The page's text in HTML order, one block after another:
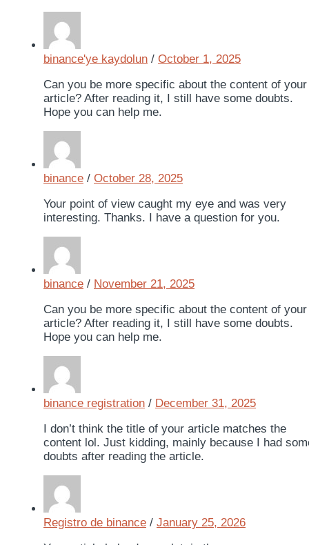
binance'ye kaydolun / October 1, 2025
Can you be more specific about the content of your
article? After reading it, I still have some doubts.
Hope you can help me.
binance / October 28, 2025
Your point of view caught my eye and was very
interesting. Thanks. I have a question for you.
binance / November 21, 2025
Can you be more specific about the content of your
article? After reading it, I still have some doubts.
Hope you can help me.
binance registration / December 31, 2025
I don’t think the title of your article matches the
content lol. Just kidding, mainly because I had
doubts after reading the article.
Registro de binance / January 25, 2026